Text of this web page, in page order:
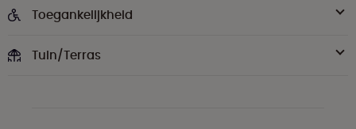
Toegankelijkheid
Tuin/Terras